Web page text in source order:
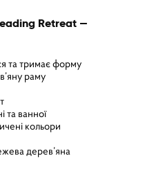
Retreat —
та тримає форму
раму
та ванної
кольори
дерев’яна